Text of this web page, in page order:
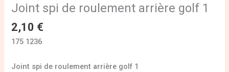
Joint spi de roulement arrière golf 1
2,10 €
175 1236
Joint spi de roulement arrière golf 1